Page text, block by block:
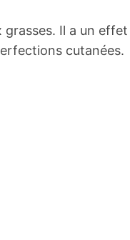
grasses. Il a un effet
cutanées.